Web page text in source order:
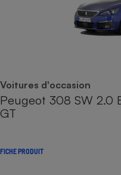
Voitures d'occasion
Peugeot 308 SW 2.0
GT
FICHE PRODUIT